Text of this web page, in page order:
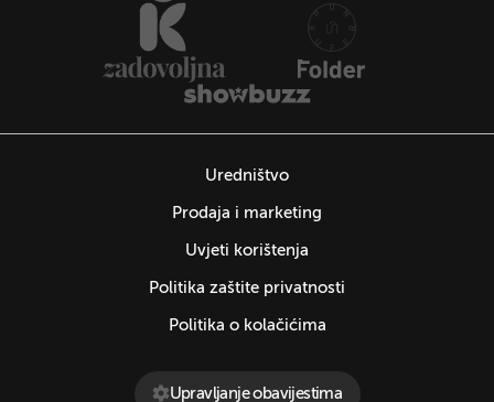
Uredništvo
Prodaja i marketing
Uvjeti korištenja
Politika zaštite privatnosti
Politika o kolačićima
Upravljanje obavijestima